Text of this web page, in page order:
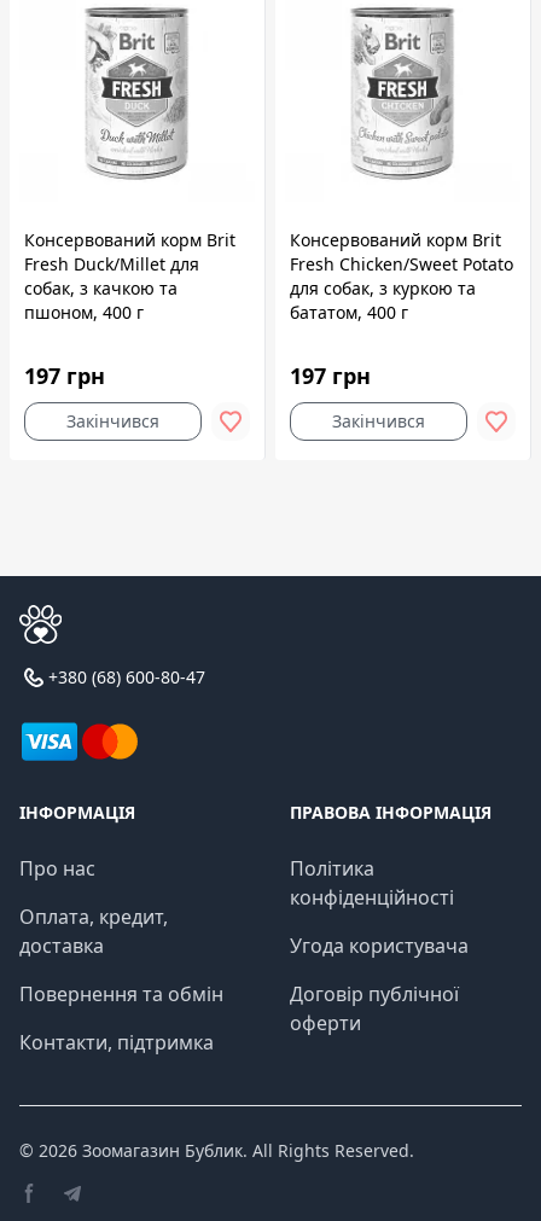
Консервований корм Brit
Fresh Duck/Millet для
собак, з качкою та
пшоном, 400 г
197 грн
Закінчився
Консервований корм Brit
Fresh Chicken/Sweet Potato
для собак, з куркою та
бататом, 400 г
197 грн
Закінчився
+380 (68) 600-80-47
ІНФОРМАЦІЯ
Про нас
Оплата, кредит,
доставка
Повернення та обмін
Контакти, підтримка
ПРАВОВА ІНФОРМАЦІЯ
Політика
конфіденційності
Угода користувача
Договір публічної
оферти
© 2026 Зоомагазин Бублик. All Rights Reserved.